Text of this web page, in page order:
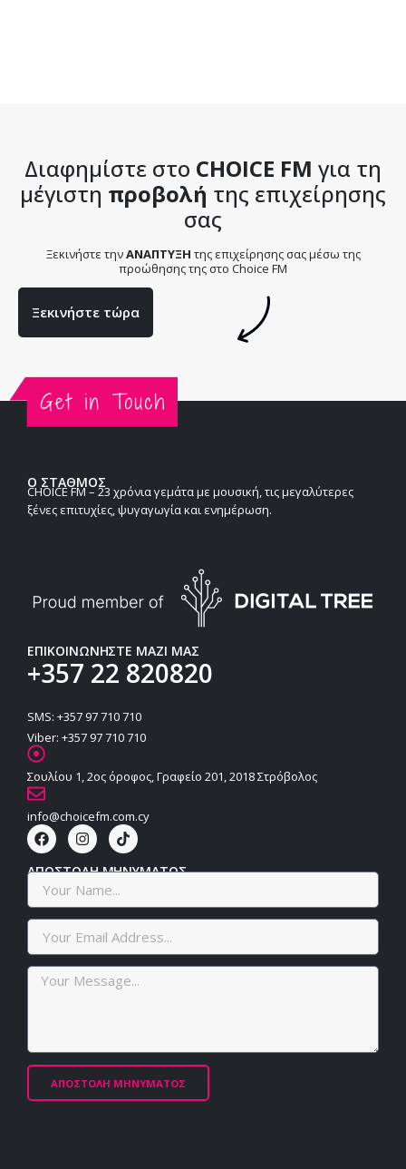
Διαφημίστε στο CHOICE FM για τη
μέγιστη προβολή της επιχείρησης
σας
Ξεκινήστε τηνΑΝΑΠΤΥΞΗ της επιχείρησης σας μέσω της
προώθησης της στο Choice FM
Ξεκινήστε τώρα
Ο ΣΤΑΘΜΟΣ
CHOICE FM – 23 χρόνια γεμάτα με μουσική, τις μεγαλύτερες
ξένες επιτυχίες, ψυγαγωγία και ενημέρωση.
ΕΠΙΚΟΙΝΩΝΗΣΤΕ ΜΑΖΙ ΜΑΣ
+357 22 820820
SMS: +357 97 710 710
Viber: +357 97 710 710
Σουλίου 1, 2ος όροφος, Γραφείο 201, 2018 Στρόβολος
info@choicefm.com.cy
ΑΠΟΣΤΟΛΗ ΜΗΝΥΜΑΤΟΣ
ΑΠΟΣΤΟΛΗ ΜΗΝΥΜΑΤΟΣ